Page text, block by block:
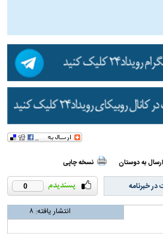
ارسال به دوستان نسخه چاپی
0 خبرنامه
انتشار یافته: ۸